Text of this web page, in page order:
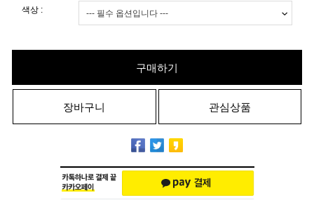
색상 :
구매하기
장바구니 관심상품